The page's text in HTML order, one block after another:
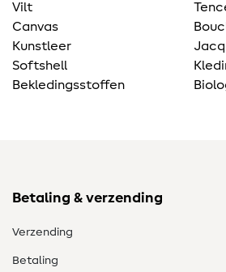
Vilt
Canvas
Kunstleer
Softshell
Bekledingsstoffen
Betaling & verzending
Verzending
Betaling